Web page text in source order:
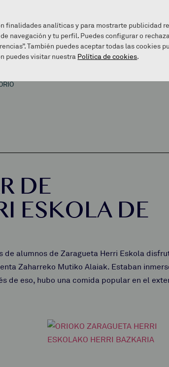
EZAGUTU GAITZAZU INFOGUNEA
DE
ESKOLA DE
alumnos de Zaragueta Herri Eskola
Zaharreko Mutiko Alaiak. Estaban
de eso, hubo una comida popular en el
finalidades analíticas y para mostrarte publicidad
navegación y tu perfil. Puedes configurar o
También puedes aceptar todas las cookies
puedes visitar nuestra Política de cookies.